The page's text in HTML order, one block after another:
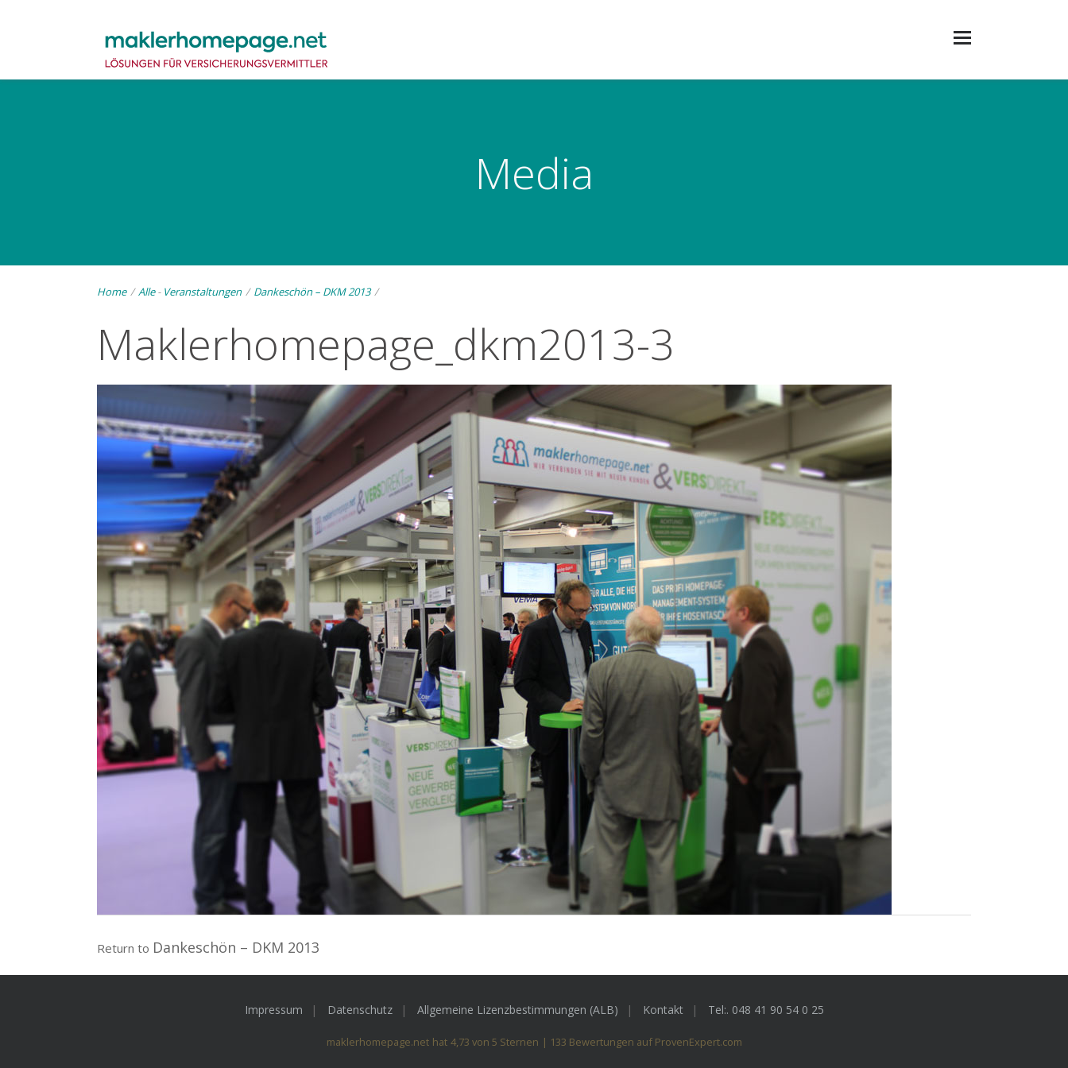
Media
Home /Alle - Veranstaltungen / Dankeschön – DKM 2013 /
Maklerhomepage_dkm2013-3
Return to Dankeschön – DKM 2013
Impressum Datenschutz Allgemeine Lizenzbestimmungen (ALB) Kontakt Tel:. 048 41 90 54 0 25
maklerhomepage.net hat 4,73 von 5 Sternen | 133 Bewertungen auf ProvenExpert.com